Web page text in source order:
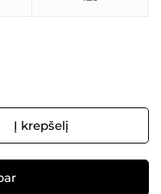
Į krepšelį